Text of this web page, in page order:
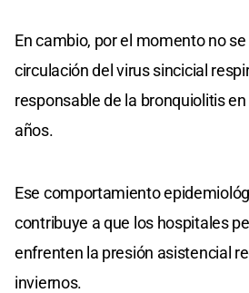
En cambio, por el momento no
circulación del virus sincicial
responsable de la bronquiolitis
años.
Ese comportamiento
contribuye a que los hospitales
enfrenten la presión asistencial
inviernos.